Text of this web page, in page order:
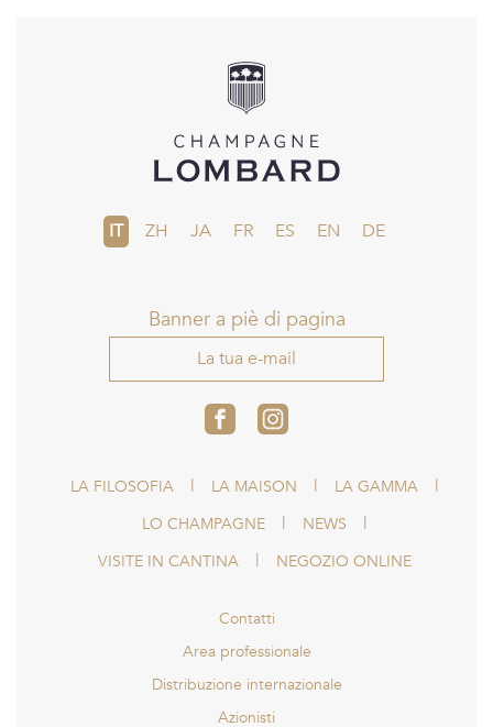
ZH JA
IT FR ES EN DE
Banner a piè di pagina
La tua e-mail
LA FILOSOFIA LA MAISON
LA GAMMA
LO CHAMPAGNE
NEWS
VISITE IN CANTINA
NEGOZIO ONLINE
Contatti
Area professionale
Distribuzione internazionale
Azionisti